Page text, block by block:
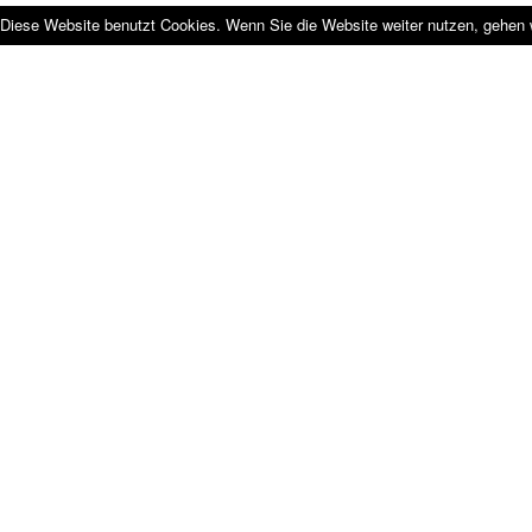
Diese Website benutzt Cookies. Wenn Sie die Website weiter nutzen,